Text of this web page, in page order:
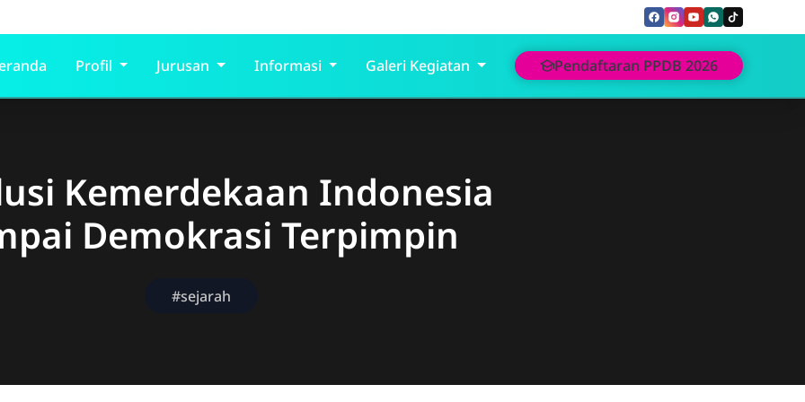
Profil Jurusan Informasi Galeri Kegiatan Pendaftaran PPDB 2026
Kemerdekaan Indonesia
Demokrasi Terpimpin
#sejarah